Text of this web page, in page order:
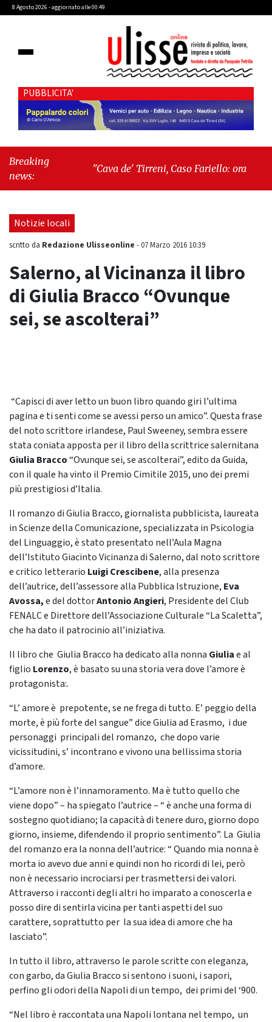
8 Agosto 2026 - aggiornato alle 00:49
PUBBLICITA'
Breaking
news:
"Cava de' Tirreni, Caso Fariello: ora torniamo
Notizie locali
scritto da Redazione Ulisseonline -07 Marzo 2016 10:39
Salerno, al Vicinanza il libro
di Giulia Bracco “Ovunque
sei, se ascolterai”
“Capisci di aver letto un buon libro quando giri l’ultima
pagina e ti senti come se avessi perso un amico”. Questa frase
del noto scrittore irlandese, Paul Sweeney, sembra essere
stata coniata apposta per il libro della scrittrice salernitana
Giulia Bracco“Ovunque sei, se ascolterai”, edito da Guida,
con il quale ha vinto il Premio Cimitile 2015, uno dei premi
più prestigiosi d’Italia.
Il romanzo di Giulia Bracco, giornalista pubblicista, laureata
in Scienze della Comunicazione, specializzata in Psicologia
del Linguaggio, è stato presentato nell’Aula Magna
dell’Istituto Giacinto Vicinanza di Salerno, dal noto scrittore
e critico letterario LuigiCrescibene, alla presenza
dell’autrice, dell’assessore alla Pubblica Istruzione, Eva
Avossa,e del dottorAntonio Angieri, Presidente del Club
FENALC e Direttore dell’Associazione Culturale “La Scaletta”,
che ha dato il patrocinio all’iniziativa.
Il libro che Giulia Bracco ha dedicato alla nonna Giuliae al
figlio Lorenzo, è basato su una storia vera dove l’amore è
protagonista:.
“L’ amore è prepotente, se ne frega di tutto. E’ peggio della
morte, è più forte del sangue” dice Giulia ad Erasmo, i due
personaggi principali del romanzo, che dopo varie
vicissitudini, s’ incontrano e vivono una bellissima storia
d’amore.
“L’amore non è l’innamoramento. Ma è tutto quello che
viene dopo” – ha spiegato l’autrice – “ è anche una forma di
sostegno quotidiano; la capacità di tenere duro, giorno dopo
giorno, insieme, difendendo il proprio sentimento”. La Giulia
del romanzo era la nonna dell’autrice: “ Quando mia nonna è
morta io avevo due anni e quindi non ho ricordi di lei, però
non è necessario incrociarsi per trasmettersi dei valori.
Attraverso i racconti degli altri ho imparato a conoscerla e
posso dire di sentirla vicina per tanti aspetti del suo
carattere, soprattutto per la sua idea di amore che ha
lasciato”.
In tutto il libro, attraverso le parole scritte con eleganza,
con garbo, da Giulia Bracco si sentono i suoni, i sapori,
perfino gli odori della Napoli di un tempo, dei primi del ‘900.
“Nel libro è raccontata una Napoli lontana nel tempo, un